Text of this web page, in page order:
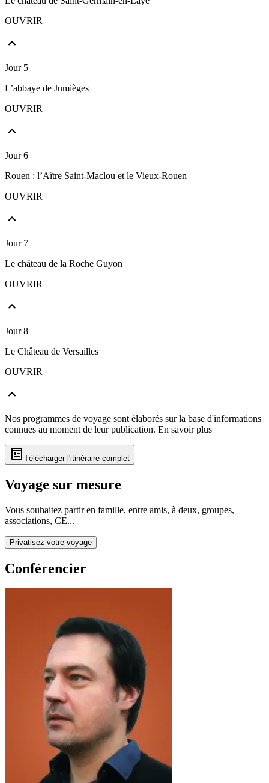
OUVRIR
Jour 5
L’abbaye de Jumièges
OUVRIR
Jour 6
Rouen : l’Aître Saint-Maclou et le Vieux-Rouen
OUVRIR
Jour 7
Le château de la Roche Guyon
OUVRIR
Jour 8
Le Château de Versailles
OUVRIR
Nos programmes de voyage sont élaborés sur la base d'informations
connues au moment de leur publication. En savoir plus
Télécharger l'itinéraire complet
Voyage sur mesure
Vous souhaitez partir en famille, entre amis, à deux, groupes,
associations, CE...
Privatisez votre voyage
Conférencier